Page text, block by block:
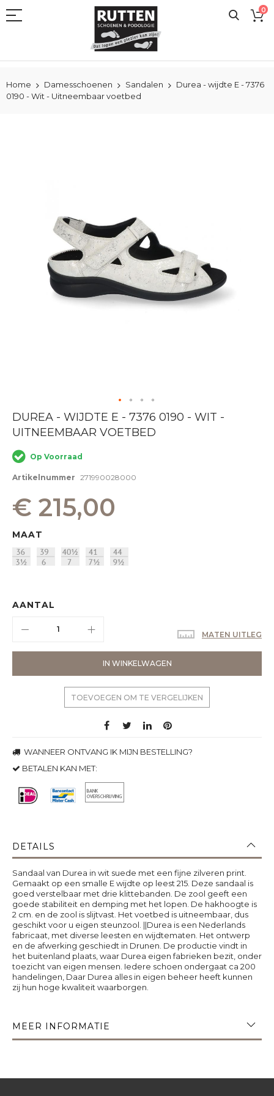
naar
0
Home Damesschoenen Sandalen
Durea - wijdte E - 7376
0190 - Wit - Uitneembaar voetbed
Ga
het
van
de
afbeeldingen-
DUREA - WIJDTE E - 7376 0190 - WIT -
UITNEEMBAAR VOETBED
Op Voorraad
Artikelnummer 271990028000
€ 215,00
MAAT
AANTAL
IN WINKELWAGEN
MATEN UITLEG
TOEVOEGEN OM TE VERGELIJKEN
WANNEER ONTVANG IK MIJN BESTELLING?
BETALEN KAN MET:
DETAILS
Sandaal van Durea in wit suede met een fijne zilveren print.
Gemaakt op een smalle E wijdte op leest 215. Deze sandaal is
goed verstelbaar met drie klittebanden. De zool geeft een
goede stabiliteit en demping met het lopen. De hakhoogte is
2 cm. en de zool is slijtvast. Het voetbed is uitneembaar, dus
geschikt voor u eigen steunzool. ||Durea is een Nederlands
fabricaat, met diverse leesten en wijdtematen. Het ontwerp
en de afwerking geschiedt in Drunen. De productie vindt in
het buitenland plaats, waar Durea eigen fabrieken bezit, onder
toezicht van eigen mensen. Iedere schoen ondergaat ca 200
handelingen, Daar Durea alles in eigen beheer heeft kunnen
zij hun hoge kwaliteit waarborgen.
MEER INFORMATIE